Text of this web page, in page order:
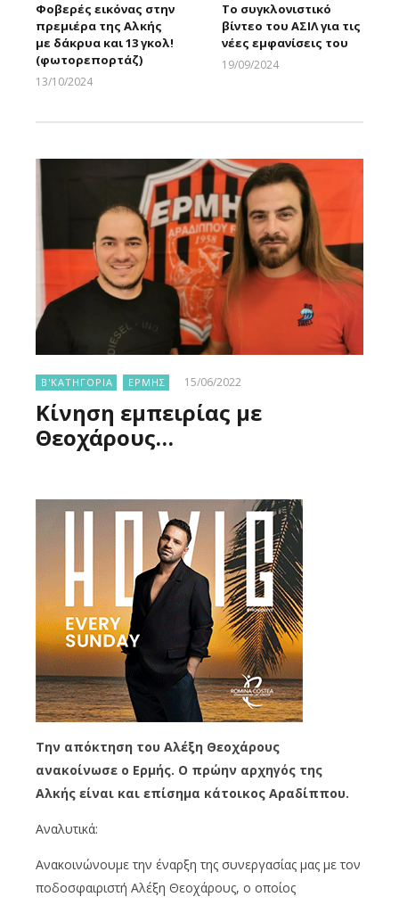
Φοβερές εικόνας στην
πρεμιέρα της Αλκής
με δάκρυα και 13 γκολ!
(φωτορεπορτάζ)
13/10/2024
Το συγκλονιστικό
βίντεο του ΑΣΙΛ για τις
νέες εμφανίσεις του
19/09/2024
Β'ΚΑΤΗΓΟΡΙΑ ΕΡΜΗΣ 15/06/2022
Κίνηση εμπειρίας με
Θεοχάρους…
Την απόκτηση του Αλέξη Θεοχάρους
ανακοίνωσε ο Ερμής. Ο πρώην αρχηγός της
Αλκής είναι και επίσημα κάτοικος Αραδίππου.
Αναλυτικά:
Ανακοινώνουμε την έναρξη της συνεργασίας μας με τον
ποδοσφαιριστή Αλέξη Θεοχάρους, ο οποίος